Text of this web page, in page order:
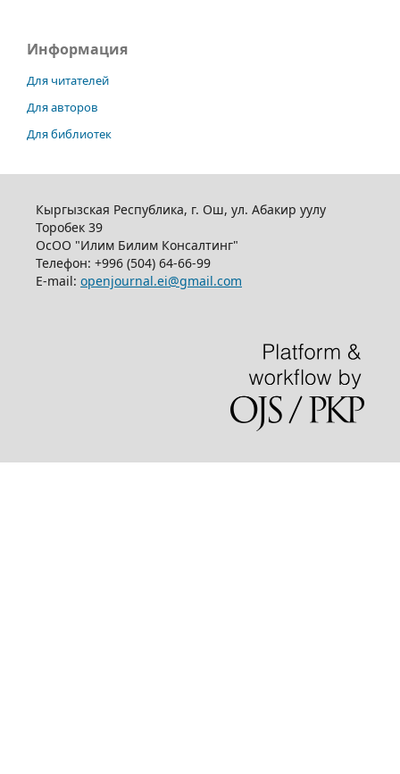
Информация
Для читателей
Для авторов
Для библиотек
Кыргызская Республика, г. Ош, ул. Абакир уулу
Торобек 39
ОсОО "Илим Билим Консалтинг"
Телефон: +996 (504) 64-66-99
E-mail: openjournal.ei@gmail.com